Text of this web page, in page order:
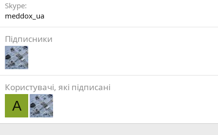
Skype
meddox_ua
Підписники
Користувачі, які підписані
A